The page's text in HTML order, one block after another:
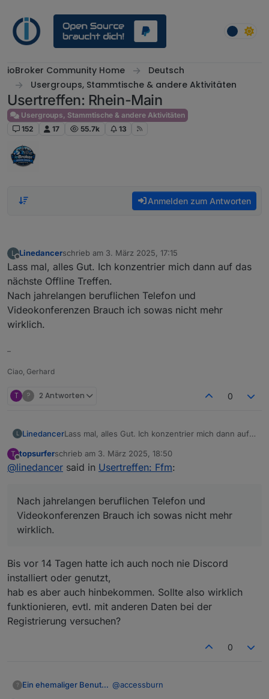
ioBroker Community Home
Deutsch
Usergroups, Stammtische & andere Aktivitäten
Usertreffen: Rhein-Main
Usergroups, Stammtische & andere Aktivitäten
152
17 55.7k 13
Anmelden zum Antworten
L Linedancerschrieb am 3. März 2025, 17:15
zuletzt editiert von
Lass mal, alles Gut. Ich konzentrier mich dann auf das
nächste Offline Treffen.
Nach jahrelangen beruflichen Telefon und
Videokonferenzen Brauch ich sowas nicht mehr
wirklich.
–
Ciao, Gerhard
T ? 2 Antworten 0
L LinedancerLass mal, alles Gut. Ich konzentrier mich dann auf
Nach jahrelangen beruflichen Telefon und
Videokonferenzen Brauch ich sowas nicht mehr
T
Offline
topsurferschrieb am 3. März 2025, 18:50
zuletzt editiert von
@linedancer said in Usertreffen: Ffm:
Nach jahrelangen beruflichen Telefon und
Videokonferenzen Brauch ich sowas nicht mehr
wirklich.
Bis vor 14 Tagen hatte ich auch noch nie Discord
installiert oder genutzt,
hab es aber auch hinbekommen. Sollte also wirklich
funktionieren, evtl. mit anderen Daten bei der
Registrierung versuchen?
0
? Ein ehemaliger Benutzer @accessburn